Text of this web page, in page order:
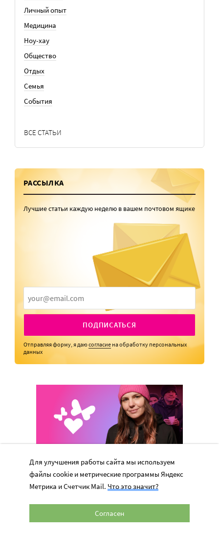
Личный опыт
Медицина
Ноу-хау
Общество
Отдых
Семья
События
ВСЕ СТАТЬИ
РАССЫЛКА
Лучшие статьи каждую неделю в вашем почтовом ящике
ПОДПИСАТЬСЯ
Отправляя форму, я даюсогласие на обработку персональных
данных
Для улучшения работы сайта мы используем
файлы cookie и метрические программы Яндекс
Метрика и Счетчик Mail. Что это значит?
Согласен